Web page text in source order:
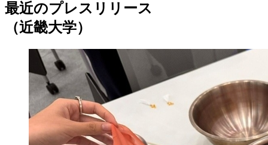
最近のプレスリリース
（近畿大学）